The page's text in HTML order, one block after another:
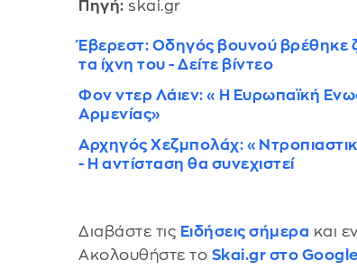
Πηγή: skai.gr
Έβερεστ: Οδηγός βουνού
τα ίχνη του - Δείτε βίντεο
Φον ντερ Λάιεν: «Η Ευρωπαϊκή
Αρμενίας»
Αρχηγός Χεζμπολάχ:
- Η αντίσταση θα συνεχιστεί
Διαβάστε τις Ειδήσεις σήμερα και
Ακολουθήστε το Skai.gr στο